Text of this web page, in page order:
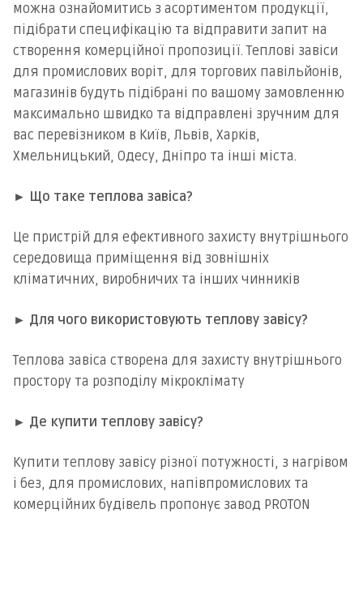
можна ознайомитись з асортиментом продукції,
підібрати специфікацію та відправити запит на
створення комерційної пропозиції. Теплові завіси
для промислових воріт, для торгових павільйонів,
магазинів будуть підібрані по вашому замовленню
максимально швидко та відправлені зручним для
вас перевізником в Київ, Львів, Харків,
Хмельницький, Одесу, Дніпро та інші міста.
► Що таке теплова завіса?
Це пристрій для ефективного захисту внутрішнього
середовища приміщення від зовнішніх
кліматичних, виробничих та інших чинників
► Для чого використовують теплову завісу?
Теплова завіса створена для захисту внутрішнього
простору та розподілу мікроклімату
► Де купити теплову завісу?
Купити теплову завісу різної потужності, з нагрівом
і без, для промислових, напівпромислових та
комерційних будівель пропонує завод PROTON